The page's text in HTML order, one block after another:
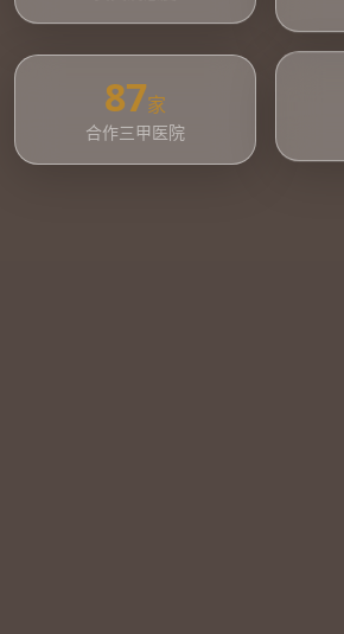
87家
合作三甲医院